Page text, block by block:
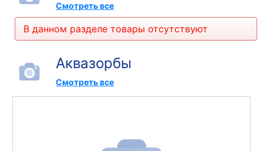
Смотреть все
В данном разделе товары отсутствуют
Аквазорбы
Смотреть все